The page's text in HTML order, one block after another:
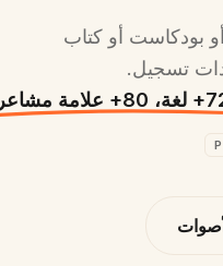
بودكاست أو كتاب
تسجيل.